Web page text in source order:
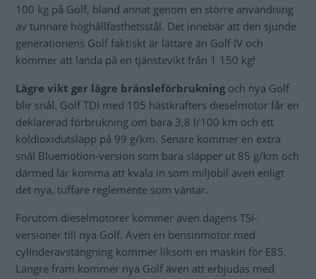
100 kg på Golf, bland annat genom en större användning
av tunnare höghållfasthetsstål. Det innebär att den sjunde
generationens Golf faktiskt är lättare än Golf IV och
kommer att landa på en tjänstevikt från 1 150 kg!
Lägre vikt ger lägre bränsleförbrukning och nya Golf
blir snål. Golf TDI med 105 hästkrafters dieselmotor får en
deklarerad förbrukning om bara 3,8 l/100 km och ett
koldioxidutsläpp på 99 g/km. Senare kommer en extra
snål Bluemotion-version som bara släpper ut 85 g/km och
därmed lär komma att kvala in som miljöbil även enligt
det nya, tuffare reglemente som väntar.
Förutom dieselmotorer kommer även dagens TSI-
versioner till nya Golf. Även en bensinmotor med
cylinderavstängning kommer liksom en maskin för E85.
Längre fram kommer nya Golf även att erbjudas med